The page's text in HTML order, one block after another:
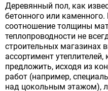
Деревянный пол, как
бетонного или
соотношение толщины
теплопроводности не
строительных магазинах
ассортимент
предложить, исходя из
работ (например,
над цокольным этажом),